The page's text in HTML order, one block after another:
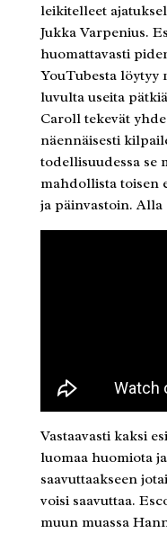
leikitelleet
Jukka Varpenius.
huomattavasti
YouTubesta löytyy
luvulta useita
Caroll tekevät
näennäisesti
todellisuudessa se
mahdollista toisen
ja päinvastoin. Alla
Vastaavasti kaksi
luomaa huomiota
saavuttaakseen
voisi saavuttaa.
muun muassa